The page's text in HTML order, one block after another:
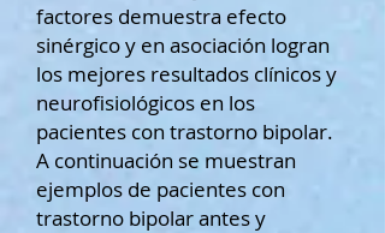
factores demuestra efecto
sinérgico y en asociación logran
los mejores resultados clínicos y
neurofisiológicos en los
pacientes con trastorno bipolar.
A continuación se muestran
ejemplos de pacientes con
trastorno bipolar antes y